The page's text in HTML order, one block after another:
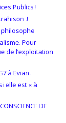
Publics !
.!
Pour
de l’exploitation
à Evian.
elle est « à
DE